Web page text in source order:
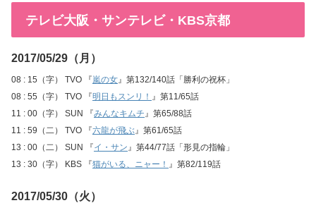
テレビ大阪・サンテレビ・KBS京都
2017/05/29（月）
08 : 15（字） TVO 『嵐の女 』第132/140話「勝利の祝杯」
08 : 55（字） TVO 『明日もスンリ！ 』第11/65話
11 : 00（字） SUN 『みんなキムチ 』第65/88話
11 : 59（二） TVO 『六龍が飛ぶ 』第61/65話
13 : 00（二） SUN 『イ・サン 』第44/77話「形見の指輪」
13 : 30（字） KBS 『猫がいる、ニャー！ 』第82/119話
2017/05/30（火）